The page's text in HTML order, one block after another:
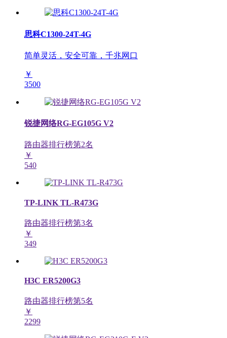
思科C1300-24T-4G
简单灵活，安全可靠，千兆网口
￥
3500
锐捷网络RG-EG105G V2
路由器排行榜第2名
￥
540
TP-LINK TL-R473G
路由器排行榜第3名
￥
349
H3C ER5200G3
路由器排行榜第5名
￥
2299